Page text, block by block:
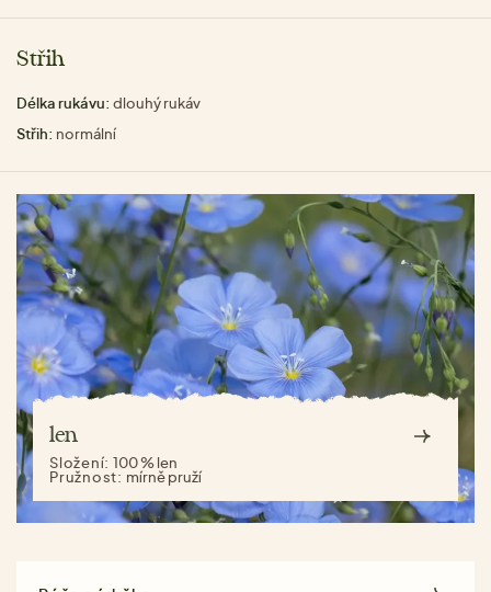
Střih
Délka rukávu: dlouhý rukáv
Střih: normální
len
Složení:100 % len
Pružnost: mírně pruží